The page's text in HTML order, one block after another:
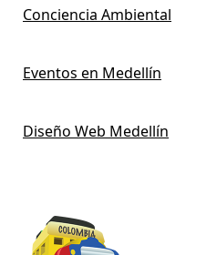
Conciencia Ambiental
Eventos en Medellín
Diseño Web Medellín